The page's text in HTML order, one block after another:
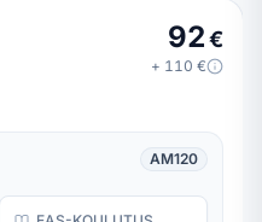
92€
+ 110 €
AM120